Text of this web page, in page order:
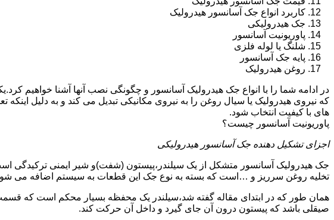
کاربرد انواع جک آسانسور هیدرولیک
جک هیدرولیکی
پاوریونیت آسانسور
شلنگ یا لوله فلزی
پایه جک آسانسور
روغن هیدرولیک
در ادامه شما را با انواع جک هیدرولیک آسانسور و چگونگی نصب آنها آشنا خواهیم
که نیروی هیدرولیک یا سیال روغن را به نیروی مکانیکی تبدیل می کند و به دلیل
های با کیفیت انتخاب شود.
پاوریونیت آسانسور چیست؟
اجزای تشکیل دهنده جک آسانسور هیدرولیکی
جک هیدرولیک آسانسور متشکل از یک سیلندر،پیستون (شفت)و شیر ایمنی ترکیدگی
تخلیه روغن سرریز و …است که بسته به نوع جک این قطعات به سیستم اضافه می
همان طور که در ابتدای مقاله گفته شد،سیلندر یک محفظه بسیار محکم است که
صیقلی باشد که پیستون درون آن جای گیرد و داخل آن حرکت کند.